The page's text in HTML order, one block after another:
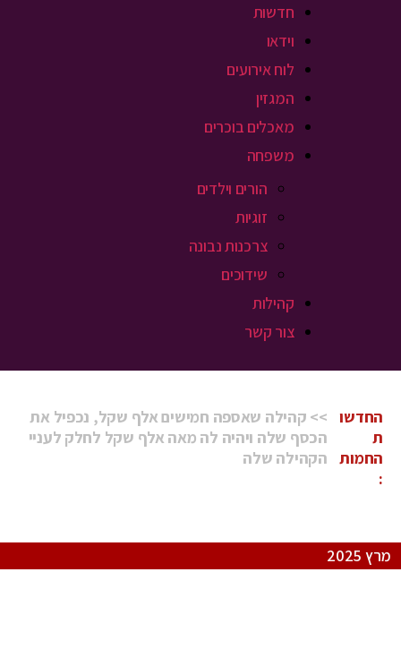
חדשות
וידאו
לוח אירועים
המגזין
מאכלים בוכרים
משפחה
הורים וילדים
זוגיות
צרכנות נבונה
שידוכים
קהילות
צור קשר
החדשות
החמות: